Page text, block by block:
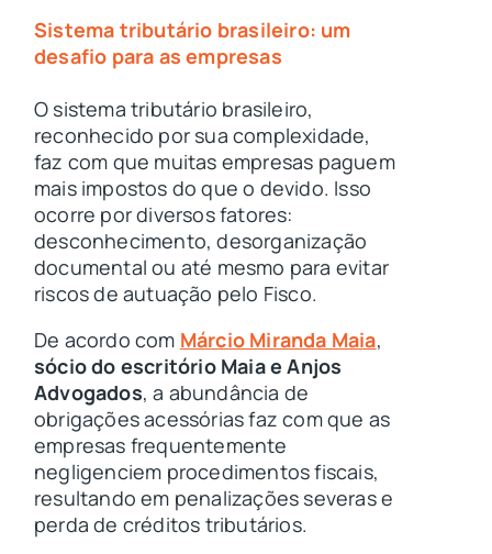
Sistema tributário brasileiro: um
desafio para as empresas
O sistema tributário brasileiro,
reconhecido por sua complexidade,
faz com que muitas empresas paguem
mais impostos do que o devido. Isso
ocorre por diversos fatores:
desconhecimento, desorganização
documental ou até mesmo para evitar
riscos de autuação pelo Fisco.
De acordo com Márcio Miranda Maia,
sócio do escritório Maia e Anjos
Advogados, a abundância de
obrigações acessórias faz com que as
empresas frequentemente
negligenciem procedimentos fiscais,
resultando em penalizações severas e
perda de créditos tributários.